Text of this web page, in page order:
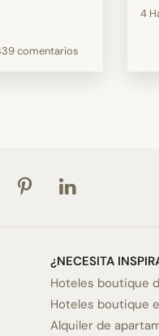
comentarios
4
¿NECESITA
Hoteles boutique
Hoteles boutique
Alquiler de